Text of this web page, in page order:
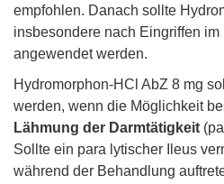
empfohlen. Danach sollte
insbesondere nach Eingriffen
angewendet werden.
Hydromorphon-HCl AbZ 8 mg
werden, wenn die Möglichkeit
Lähmung der Darmtätigkeit
Sollte ein para lytischer Ileus
während der Behandlung